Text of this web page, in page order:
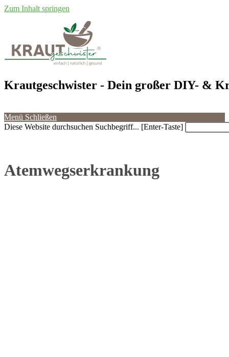
Zum Inhalt springen
Krautgeschwister - Dein großer DIY- &
Menü Schließen
Diese Website durchsuchen Suchbegriff... [Enter-Taste]
Atemwegserkrankung